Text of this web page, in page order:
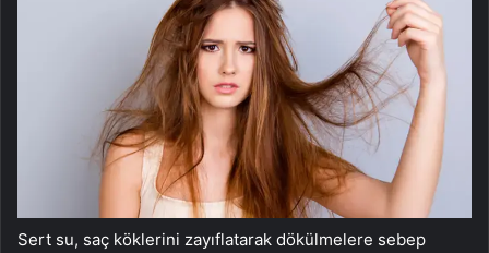
Sert su, saç köklerini zayıflatarak dökülmelere sebep